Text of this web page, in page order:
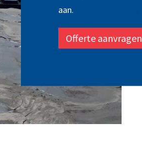
aan.
Offerte aanvragen